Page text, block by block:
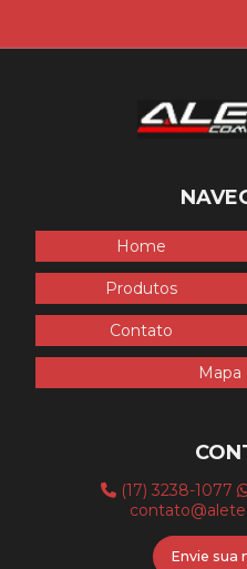
Home
Produtos
Contato
Mapa
(17) 3238-1077
Envie sua